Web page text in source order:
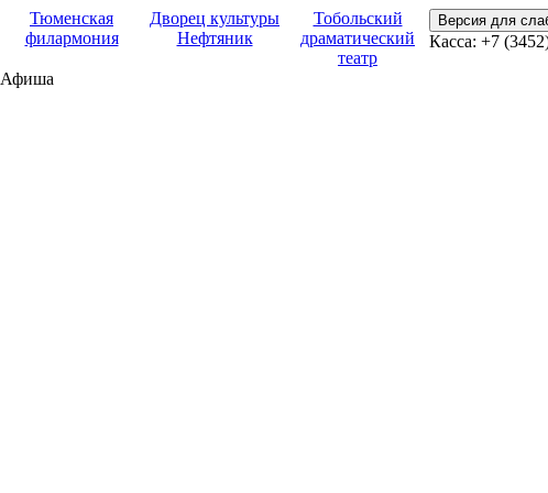
Тюменская
филармония
Дворец культуры
Нефтяник
Тобольский
драматический
театр
Версия для
Касса: +7
Афиша